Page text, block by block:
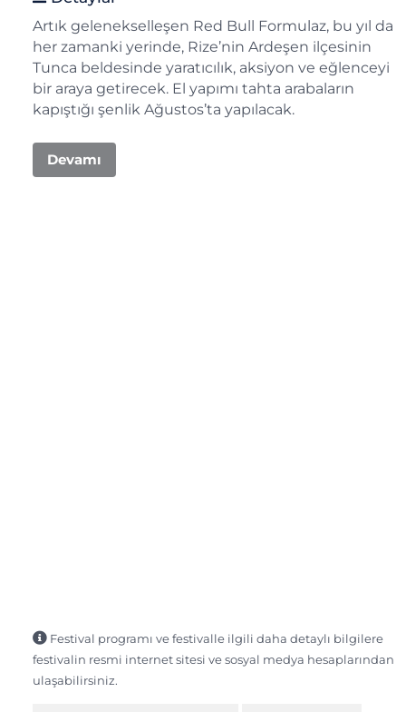
Artık gelenekselleşen Red Bull Formulaz, bu yıl da
her zamanki yerinde, Rize’nin Ardeşen ilçesinin
Tunca beldesinde yaratıcılık, aksiyon ve eğlenceyi
bir araya getirecek. El yapımı tahta arabaların
kapıştığı şenlik Ağustos’ta yapılacak.
Devamı
Festival programı ve festivalle ilgili daha detaylı bilgilere
festivalin resmi internet sitesi ve sosyal medya hesaplarından
ulaşabilirsiniz.